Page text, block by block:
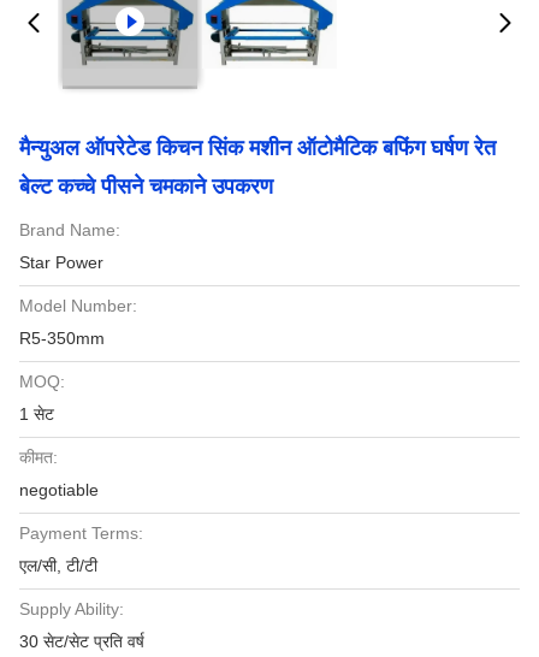
मैन्युअल ऑपरेटेड किचन सिंक मशीन ऑटोमैटिक बफिंग घर्षण रेत
बेल्ट कच्चे पीसने चमकाने उपकरण
Brand Name:
Star Power
Model Number:
R5-350mm
MOQ:
1 सेट
कीमत:
negotiable
Payment Terms:
एल/सी, टी/टी
Supply Ability:
30 सेट/सेट प्रति वर्ष